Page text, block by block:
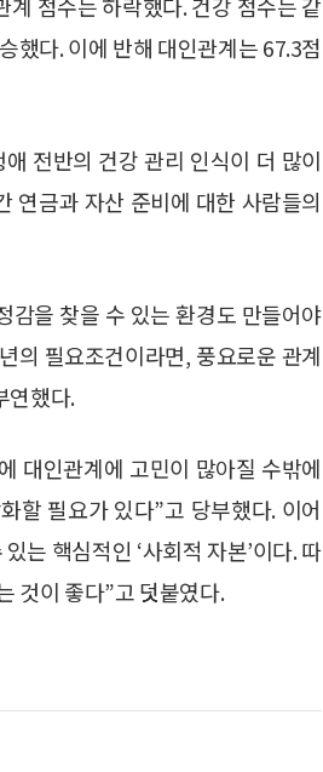
했다. 이에 반해 대인관계는 67.3점
전반의 건강 관리 인식이 더 많이
연금과 자산 준비에 대한 사람들의
감을 찾을 수 있는 환경도 만들어야
의 필요조건이라면, 풍요로운 관계
연했다.
대인관계에 고민이 많아질 수밖에
할 필요가 있다”고 당부했다. 이어
는 핵심적인 ‘사회적 자본’이다. 따
것이 좋다”고 덧붙였다.